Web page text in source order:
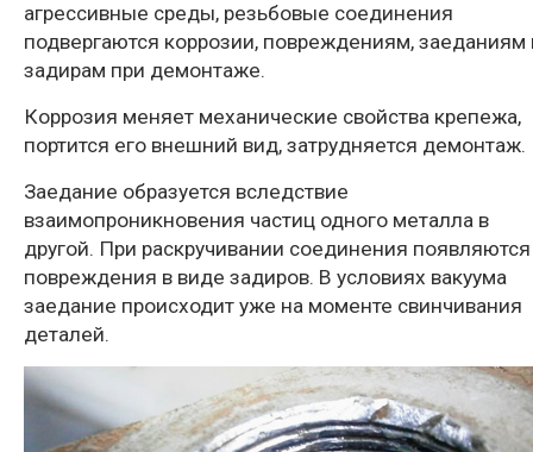
агрессивные среды, резьбовые соединения
подвергаются коррозии, повреждениям, заеданиям
задирам при демонтаже.
Коррозия меняет механические свойства крепежа,
портится его внешний вид, затрудняется демонтаж.
Заедание образуется вследствие
взаимопроникновения частиц одного металла в
другой. При раскручивании соединения появляются
повреждения в виде задиров. В условиях вакуума
заедание происходит уже на моменте свинчивания
деталей.